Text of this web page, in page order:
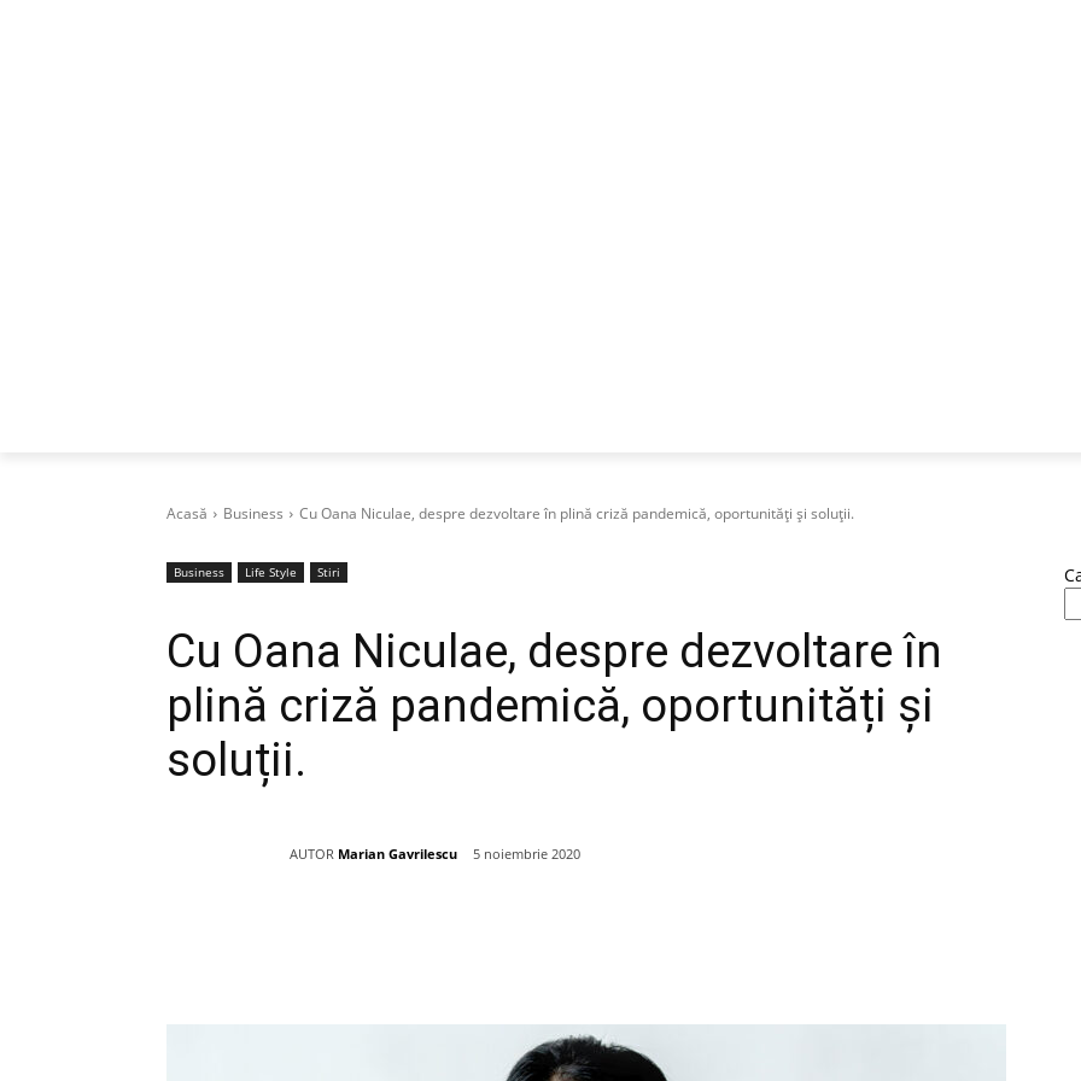
Acasă Business Cu Oana Niculae, despre dezvoltare în plină criză pandemică, oportunități și soluții.
Business Life Style Stiri
Cu Oana Niculae, despre dezvoltare în
plină criză pandemică, oportunități și
soluții.
AUTOR Marian Gavrilescu 5 noiembrie 2020